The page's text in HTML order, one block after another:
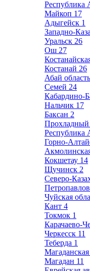
Республика
Майкоп 17
Адыгейск 1
Западно-
Уральск 26
Ош 27
Костанай 26
Абай область
Семей 24
Кабардино-
Нальчик 17
Баксан 2
Прохладный
Республика
Горно-
Кокшетау 14
Щучинск 2
Северо-
Чуйская
Кант 4
Токмок 1
Карачаево-
Черкесск 11
Теберда 1
Магаданская
Магадан 11